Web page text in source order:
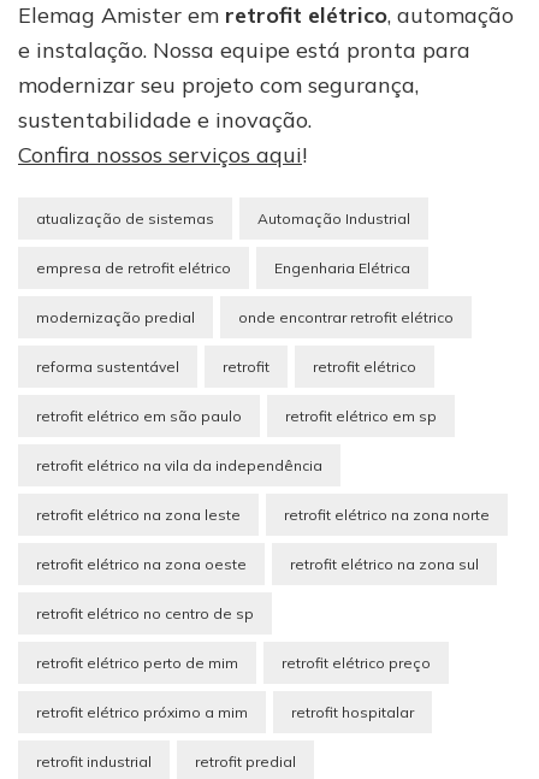
Elemag Amister em retrofit elétrico, automação
e instalação. Nossa equipe está pronta para
modernizar seu projeto com segurança,
sustentabilidade e inovação.
Confira nossos serviços aqui!
atualização de sistemas Automação Industrial
empresa de retrofit elétrico Engenharia Elétrica
modernização predial onde encontrar retrofit elétrico
reforma sustentável retrofit retrofit elétrico
retrofit elétrico em são paulo retrofit elétrico em sp
retrofit elétrico na vila da independência
retrofit elétrico na zona leste retrofit elétrico na zona norte
retrofit elétrico na zona oeste retrofit elétrico na zona sul
retrofit elétrico no centro de sp
retrofit elétrico perto de mim retrofit elétrico preço
retrofit elétrico próximo a mim retrofit hospitalar
retrofit industrial retrofit predial